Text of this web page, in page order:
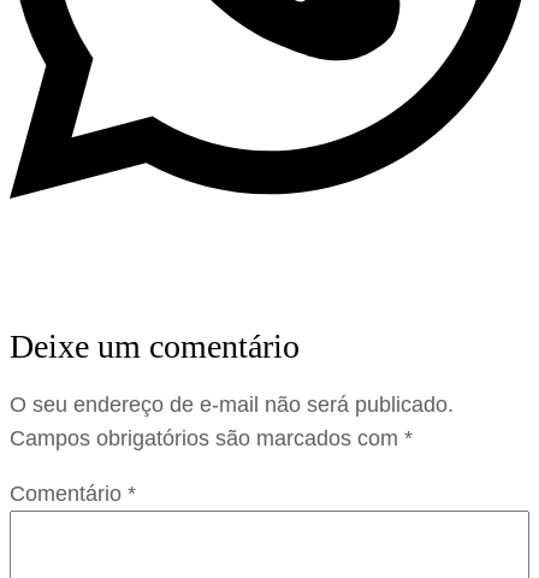
Deixe um comentário
O seu endereço de e-mail não será publicado.
Campos obrigatórios são marcados com *
Comentário *